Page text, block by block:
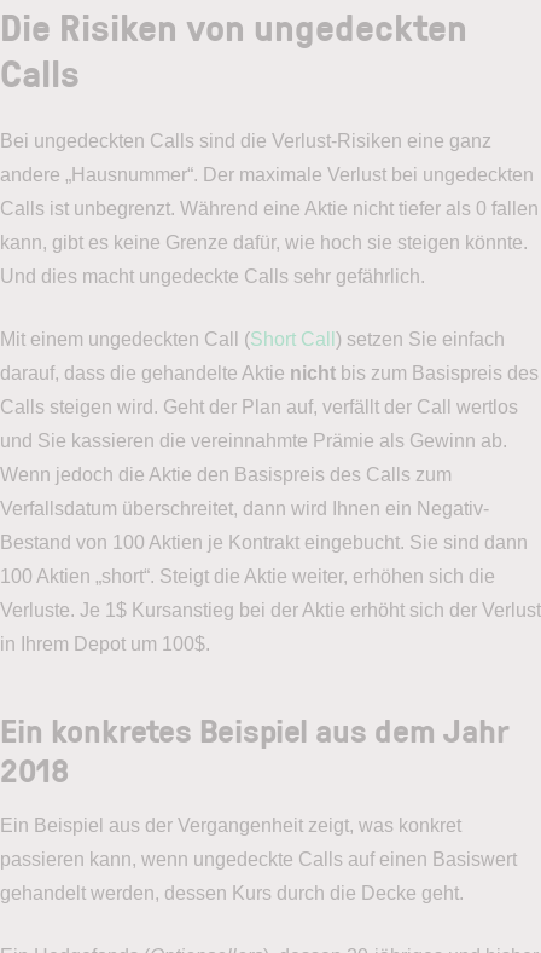
Die Risiken von ungedeckten
Calls
Bei ungedeckten Calls sind die Verlust-Risiken eine ganz
andere „Hausnummer“. Der maximale Verlust bei ungedeckten
Calls ist unbegrenzt. Während eine Aktie nicht tiefer als 0 fallen
kann, gibt es keine Grenze dafür, wie hoch sie steigen könnte.
Und dies macht ungedeckte Calls sehr gefährlich.
Mit einem ungedeckten Call (Short Call ) setzen Sie einfach
darauf, dass die gehandelte Aktie nicht bis zum Basispreis des
Calls steigen wird. Geht der Plan auf, verfällt der Call wertlos
und Sie kassieren die vereinnahmte Prämie als Gewinn ab.
Wenn jedoch die Aktie den Basispreis des Calls zum
Verfallsdatum überschreitet, dann wird Ihnen ein Negativ-
Bestand von 100 Aktien je Kontrakt eingebucht. Sie sind dann
100 Aktien „short“. Steigt die Aktie weiter, erhöhen sich die
Verluste. Je 1$ Kursanstieg bei der Aktie erhöht sich der Verlust
in Ihrem Depot um 100$.
Ein konkretes Beispiel aus dem Jahr
2018
Ein Beispiel aus der Vergangenheit zeigt, was konkret
passieren kann, wenn ungedeckte Calls auf einen Basiswert
gehandelt werden, dessen Kurs durch die Decke geht.